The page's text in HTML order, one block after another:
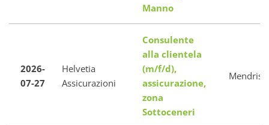
Manno
2026-
07-27
Helvetia
Assicurazioni
Consulente
alla clientela
(m/f/d),
assicurazione,
zona
Sottoceneri